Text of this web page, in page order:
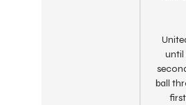
until
ball